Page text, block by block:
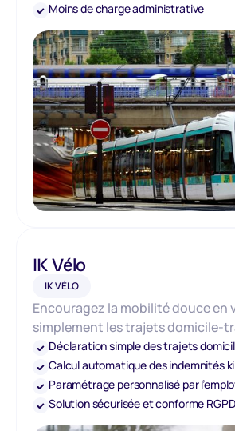
Moins de charge administrative
IK Vélo
IK VÉLO
Encouragez la mobilité douce en
simplement les trajets domicile-
Déclaration simple des trajets
Calcul automatique des indemnités
Paramétrage personnalisé par
Solution sécurisée et conforme RGPD